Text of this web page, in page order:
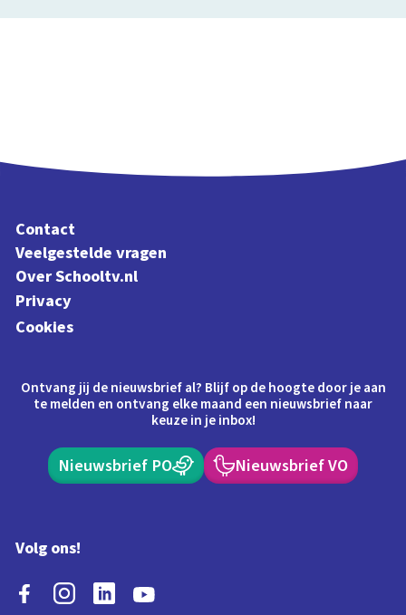
Contact
Veelgestelde vragen
Over Schooltv.nl
Privacy
Cookies
Ontvang jij de nieuwsbrief al? Blijf op de hoogte door je aan
te melden en ontvang elke maand een nieuwsbrief naar
keuze in je inbox!
Nieuwsbrief PO Nieuwsbrief VO
Volg ons!